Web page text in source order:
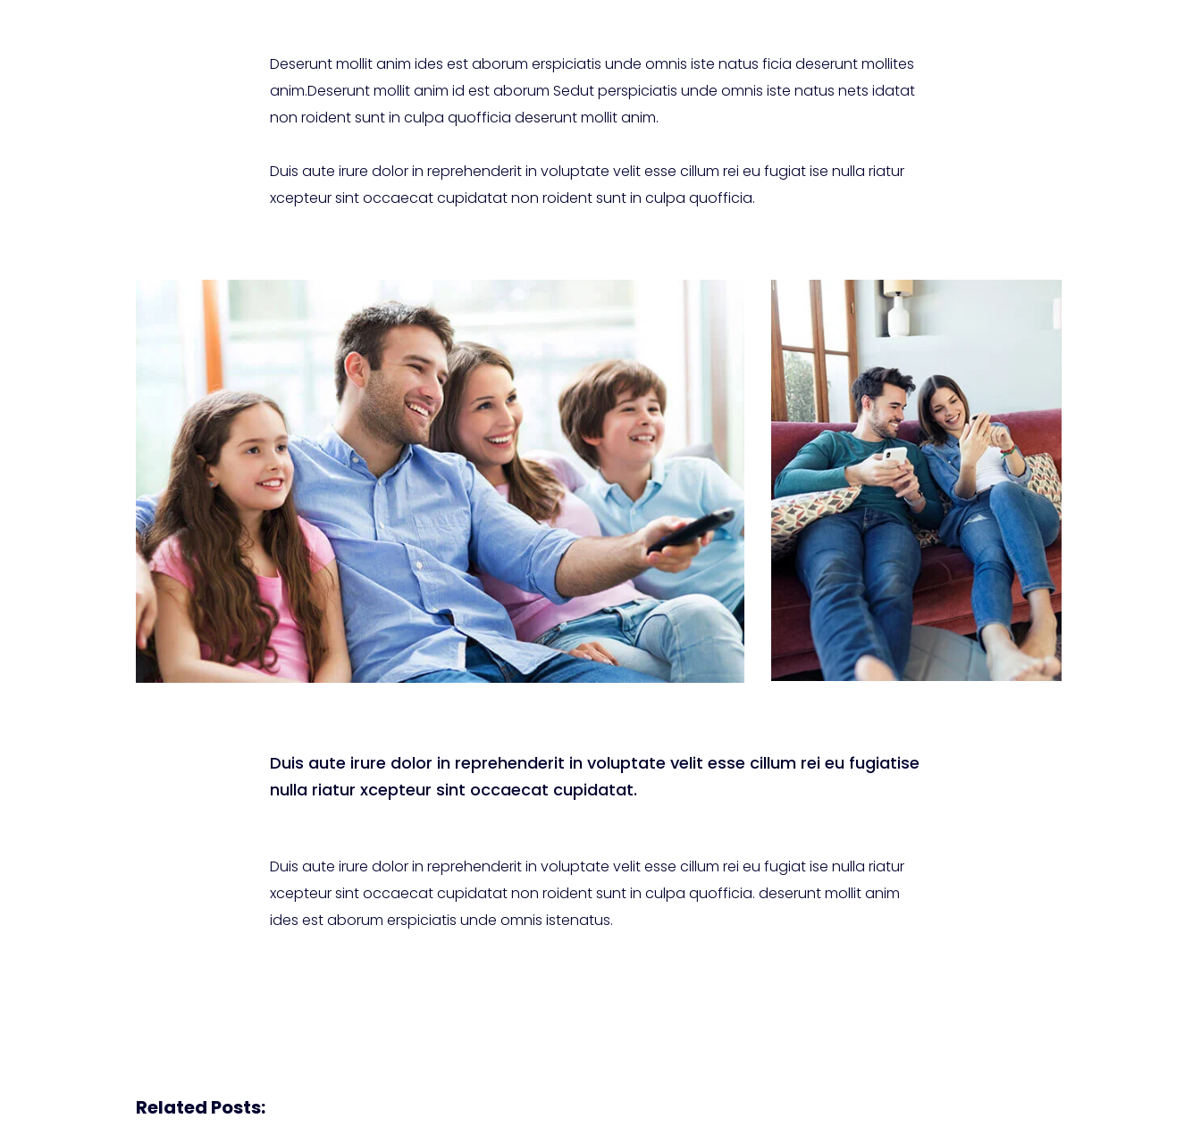
Deserunt mollit anim ides est aborum erspiciatis unde omnis iste natus ficia deserunt mollites
anim.Deserunt mollit anim id est aborum Sedut perspiciatis unde omnis iste natus nets idatat
non roident sunt in culpa quofficia deserunt mollit anim.
Duis aute irure dolor in reprehenderit in voluptate velit esse cillum rei eu fugiat ise nulla riatur
xcepteur sint occaecat cupidatat non roident sunt in culpa quofficia.
Duis aute irure dolor in reprehenderit in voluptate velit esse cillum rei eu fugiatise
nulla riatur xcepteur sint occaecat cupidatat.
Duis aute irure dolor in reprehenderit in voluptate velit esse cillum rei eu fugiat ise nulla riatur
xcepteur sint occaecat cupidatat non roident sunt in culpa quofficia. deserunt mollit anim
ides est aborum erspiciatis unde omnis istenatus.
Related Posts: